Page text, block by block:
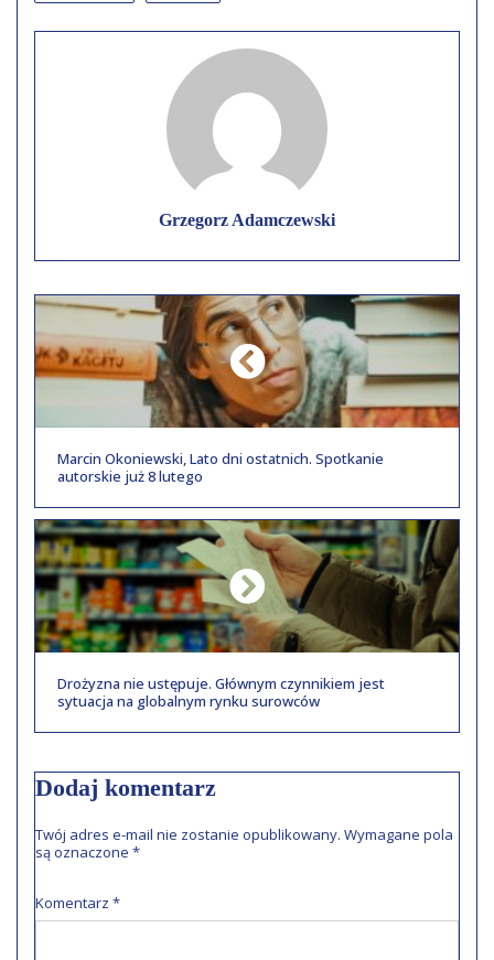
Grzegorz Adamczewski
Marcin Okoniewski, Lato dni ostatnich. Spotkanie
autorskie już 8 lutego
Drożyzna nie ustępuje. Głównym czynnikiem jest
sytuacja na globalnym rynku surowców
Dodaj komentarz
Twój adres e-mail nie zostanie opublikowany. Wymagane pola
są oznaczone *
Komentarz *